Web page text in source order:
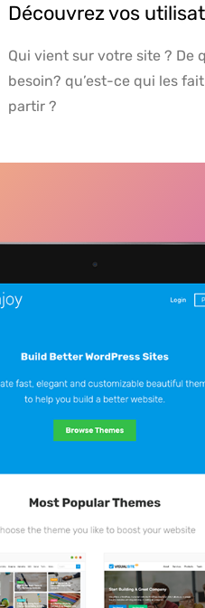
Découvrez vos
Qui vient sur votre site ? De
besoin? qu’est-ce qui les
partir ?